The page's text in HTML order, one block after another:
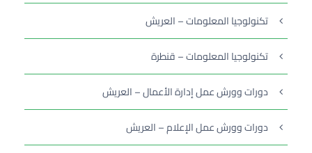
تكنولوجيا المعلومات – العريش
تكنولوجيا المعلومات – قنطرة
دورات وورش عمل إدارة الأعمال – العريش
دورات وورش عمل الإعلام – العريش